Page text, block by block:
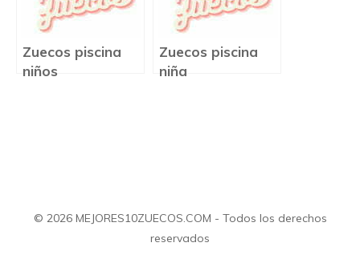
Zuecos piscina
niños
Zuecos piscina
niña
© 2026 MEJORES10ZUECOS.COM - Todos los derechos
reservados